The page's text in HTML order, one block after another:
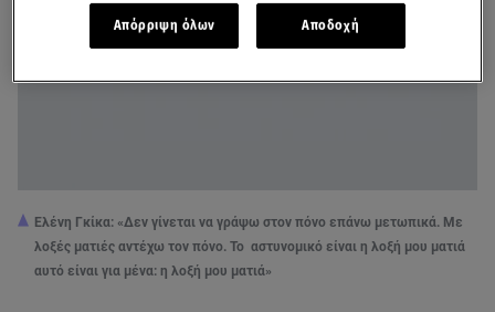
Eλένη Γκίκα: «Δεν γίνεται να γράψω στον πόνο επάνω μετωπικά. Με
λοξές ματιές αντέχω τον πόνο. Το αστυνομικό είναι η λοξή μου ματιά
αυτό είναι για μένα: η λοξή μου ματιά»
Απόρριψη όλων Αποδοχή